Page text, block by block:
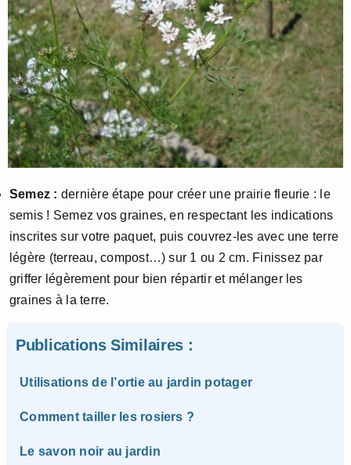
Semez : dernière étape pour créer une prairie fleurie : le
semis ! Semez vos graines, en respectant les indications
inscrites sur votre paquet, puis couvrez-les avec une terre
légère (terreau, compost…) sur 1 ou 2 cm. Finissez par
griffer légèrement pour bien répartir et mélanger les
graines à la terre.
Publications Similaires :
Utilisations de l’ortie au jardin potager
Comment tailler les rosiers ?
Le savon noir au jardin